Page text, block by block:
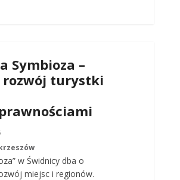
Symbioza –
rozwój turystki
w Świdnicy dba o
miejsc i regionów.